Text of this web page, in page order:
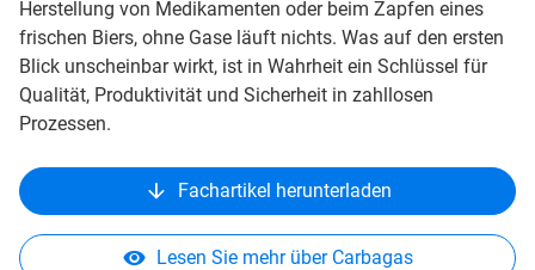
Herstellung von Medikamenten oder beim Zapfen eines
frischen Biers, ohne Gase läuft nichts. Was auf den ersten
Blick unscheinbar wirkt, ist in Wahrheit ein Schlüssel für
Qualität, Produktivität und Sicherheit in zahllosen
Prozessen.
Fachartikel herunterladen
Lesen Sie mehr über Carbagas